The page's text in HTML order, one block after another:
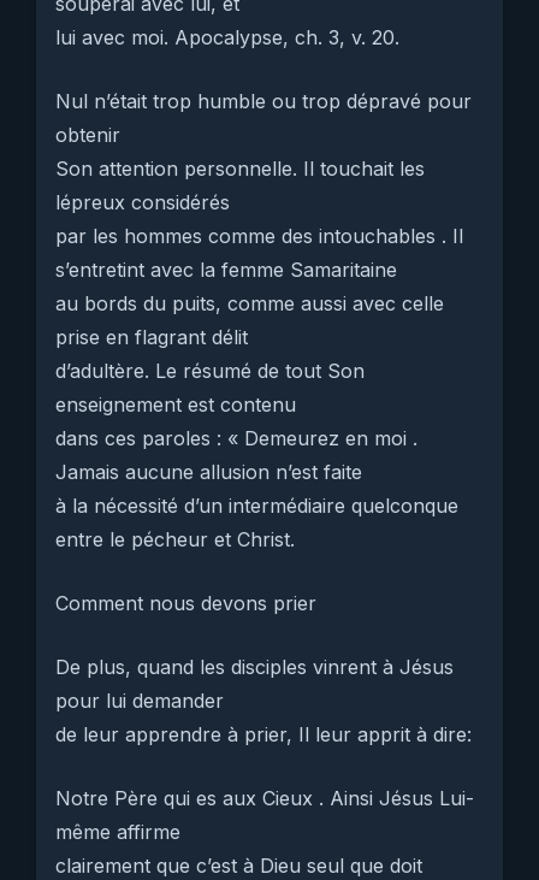
lui avec moi. Apocalypse, ch. 3, v. 20.
Nul n’était trop humble ou trop dépravé pour
obtenir
Son attention personnelle. Il touchait les
lépreux considérés
par les hommes comme des intouchables . Il
s’entretint avec la femme Samaritaine
au bords du puits, comme aussi avec celle
prise en flagrant délit
d’adultère. Le résumé de tout Son
enseignement est contenu
dans ces paroles : « Demeurez en moi .
Jamais aucune allusion n’est faite
à la nécessité d’un intermédiaire quelconque
entre le pécheur et Christ.
Comment nous devons prier
De plus, quand les disciples vinrent à Jésus
pour lui demander
de leur apprendre à prier, Il leur apprit à dire:
Notre Père qui es aux Cieux . Ainsi Jésus Lui-
même affirme
clairement que c’est à Dieu seul que doit